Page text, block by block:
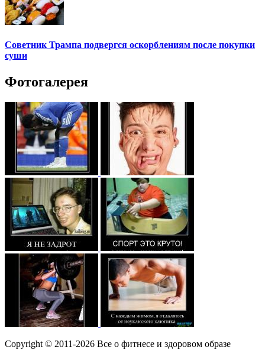
Советник Трампа подвергся оскорблениям после покупки
суши
Фотогалерея
Copyright © 2011-2026 Все о фитнесе и здоровом образе